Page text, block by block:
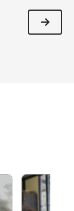
práticas
suas